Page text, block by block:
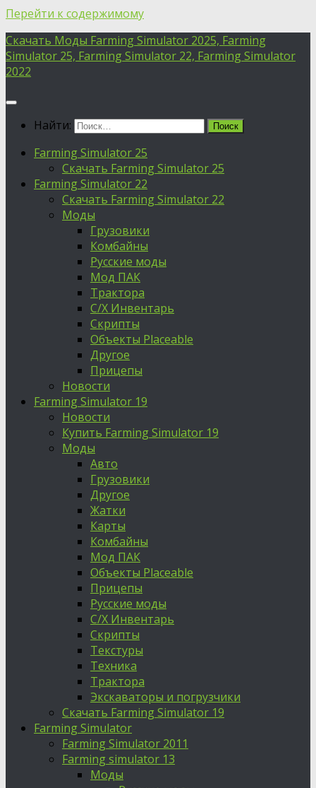
Перейти к содержимому
Скачать Моды Farming Simulator 2025, Farming
Simulator 25, Farming Simulator 22, Farming Simulator
2022
Найти:
Farming Simulator 25
Скачать Farming Simulator 25
Farming Simulator 22
Скачать Farming Simulator 22
Моды
Грузовики
Комбайны
Русские моды
Мод ПАК
Трактора
С/Х Инвентарь
Скрипты
Объекты Placeable
Другое
Прицепы
Новости
Farming Simulator 19
Новости
Купить Farming Simulator 19
Моды
Авто
Грузовики
Другое
Жатки
Карты
Комбайны
Мод ПАК
Объекты Placeable
Прицепы
Русские моды
С/Х Инвентарь
Скрипты
Текстуры
Техника
Трактора
Экскаваторы и погрузчики
Скачать Farming Simulator 19
Farming Simulator
Farming Simulator 2011
Farming simulator 13
Моды